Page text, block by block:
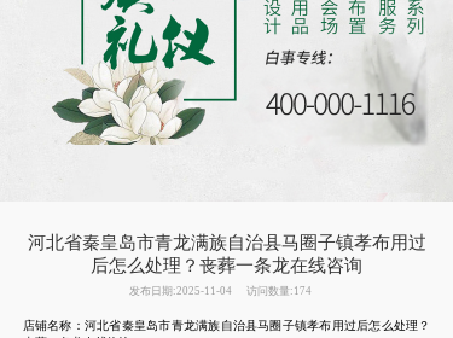
河北省秦皇岛市青龙满族自治县马圈子镇孝布用过
后怎么处理？丧葬一条龙在线咨询
发布日期:2025-11-04 访问数量:174
店铺名称：河北省秦皇岛市青龙满族自治县马圈子镇孝布用过后怎么处理？